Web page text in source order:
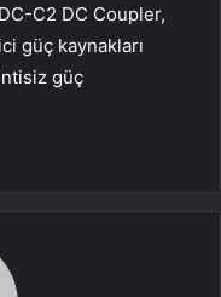
C2 DC Coupler,
güç kaynakları
güç